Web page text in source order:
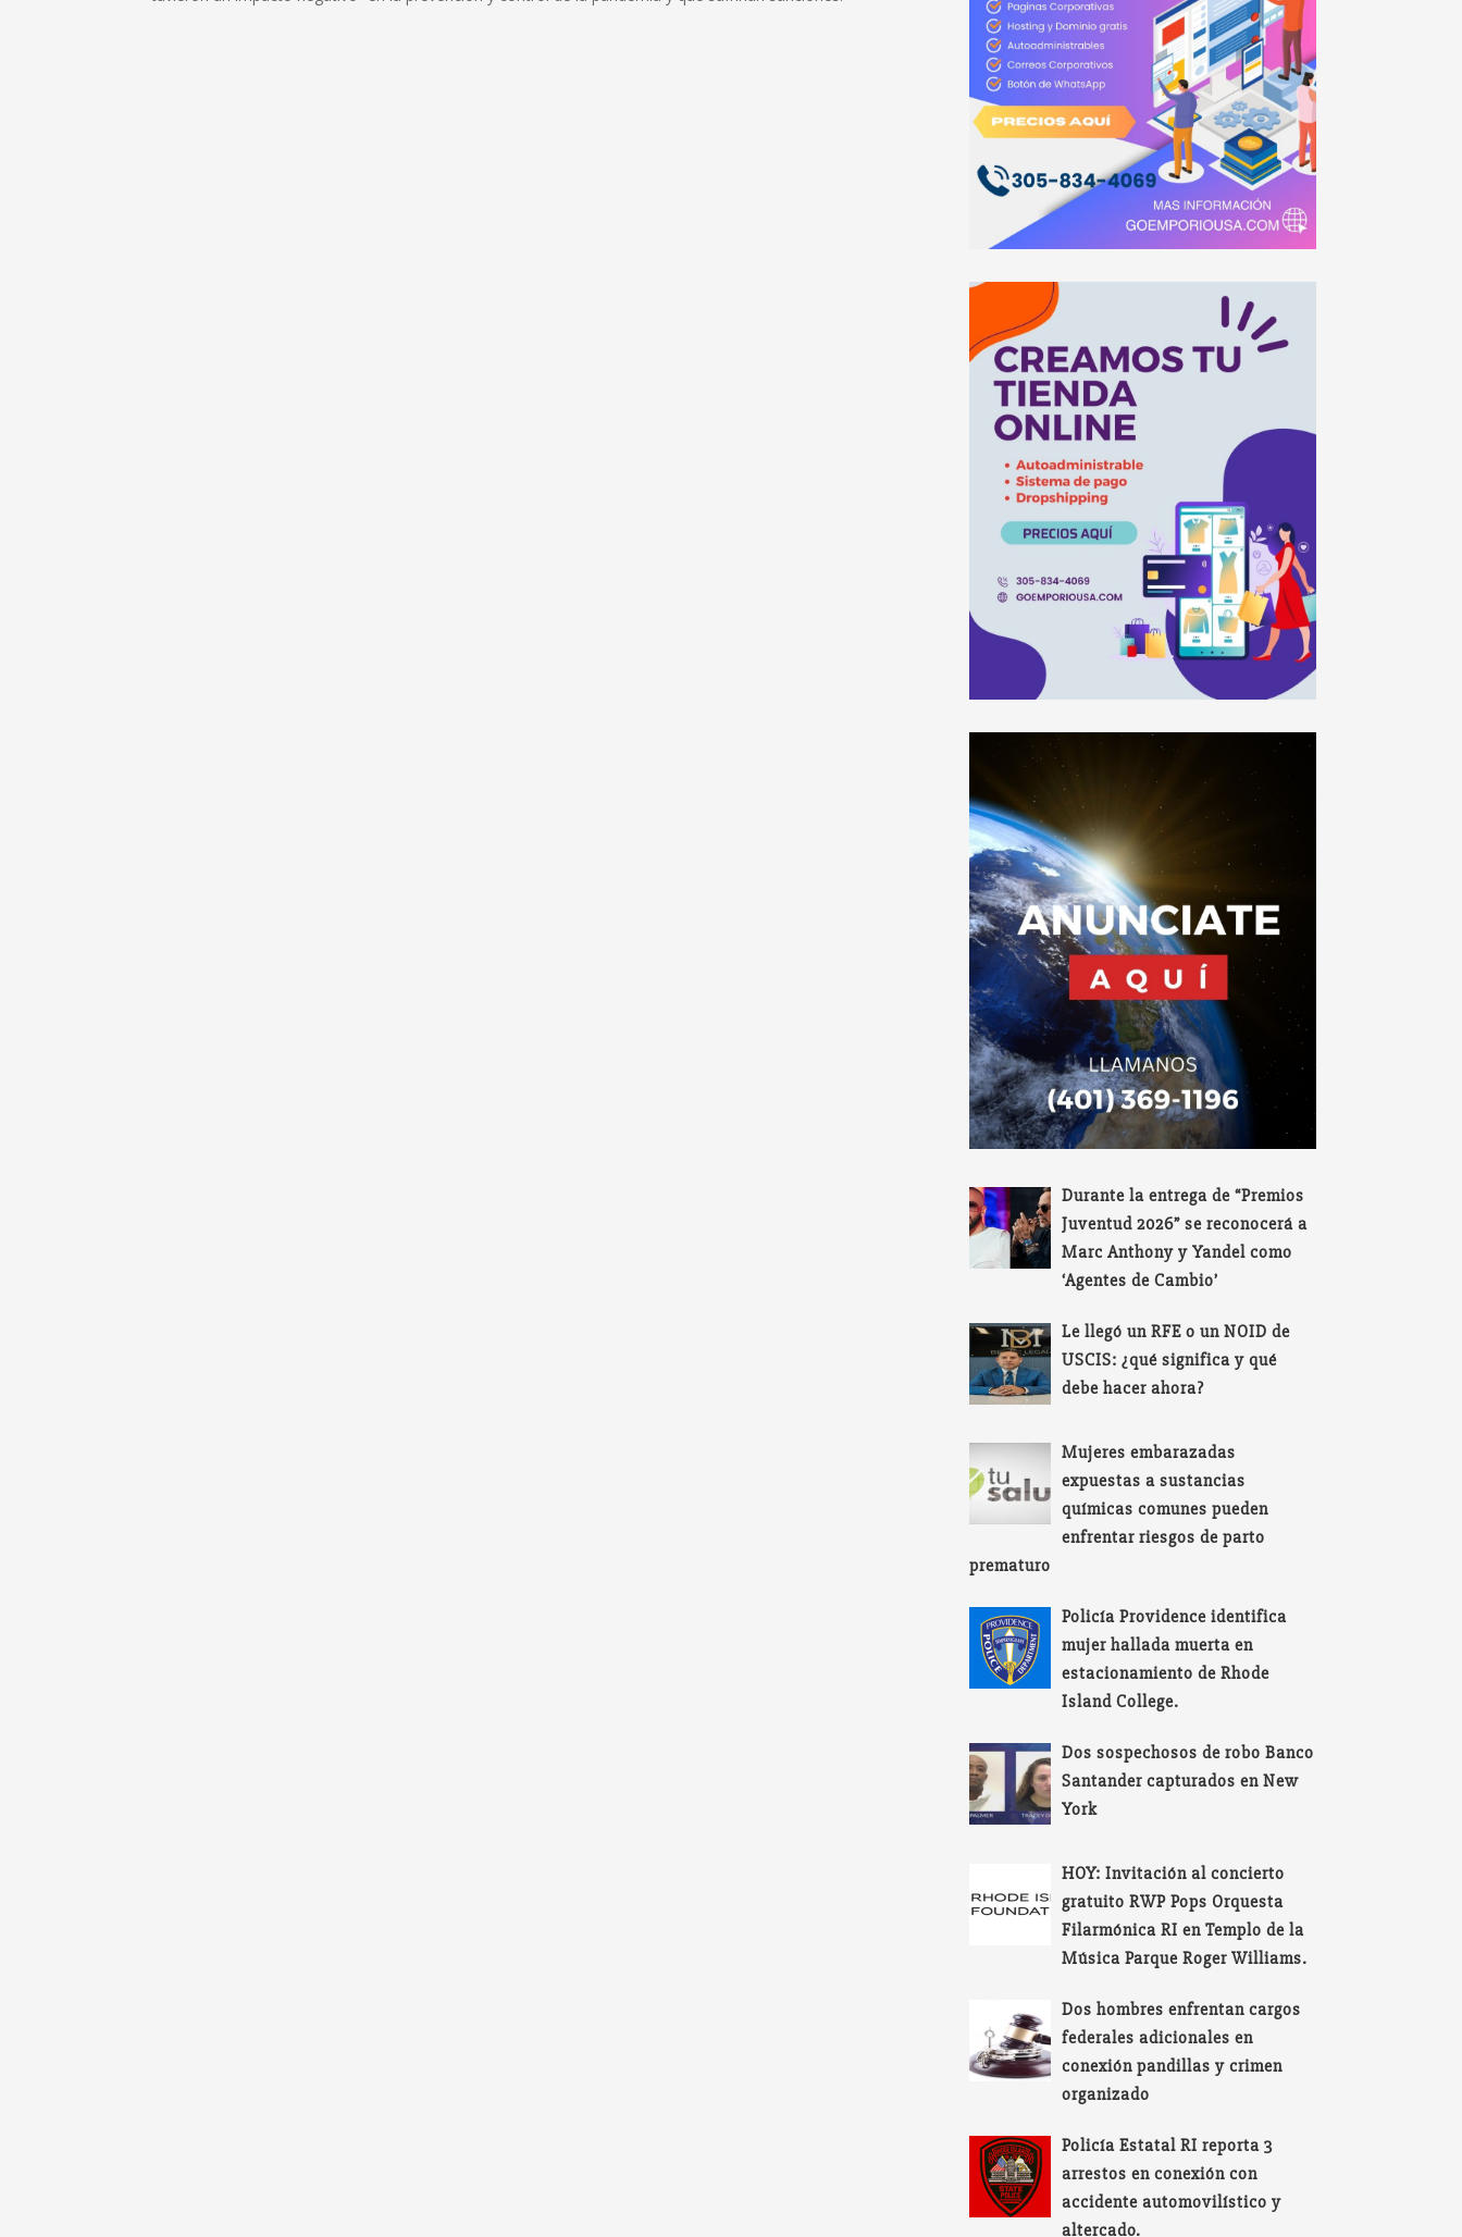
Durante la entrega de “Premios
Juventud 2026” se reconocerá a
Marc Anthony y Yandel como
‘Agentes de Cambio’
Le llegó un RFE o un NOID de
USCIS: ¿qué significa y qué
debe hacer ahora?
Mujeres embarazadas
expuestas a sustancias
químicas comunes pueden
enfrentar riesgos de parto
prematuro
Policía Providence identifica
mujer hallada muerta en
estacionamiento de Rhode
Island College.
Dos sospechosos de robo Banco
Santander capturados en New
York
HOY: Invitación al concierto
gratuito RWP Pops Orquesta
Filarmónica RI en Templo de la
Música Parque Roger Williams.
Dos hombres enfrentan cargos
federales adicionales en
conexión pandillas y crimen
organizado
Policía Estatal RI reporta 3
arrestos en conexión con
accidente automovilístico y
altercado.